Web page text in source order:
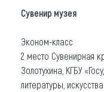
Сувенир музея
Эконом-класс
2 место Сувенирная
Золотухина, КГБУ
литературы,